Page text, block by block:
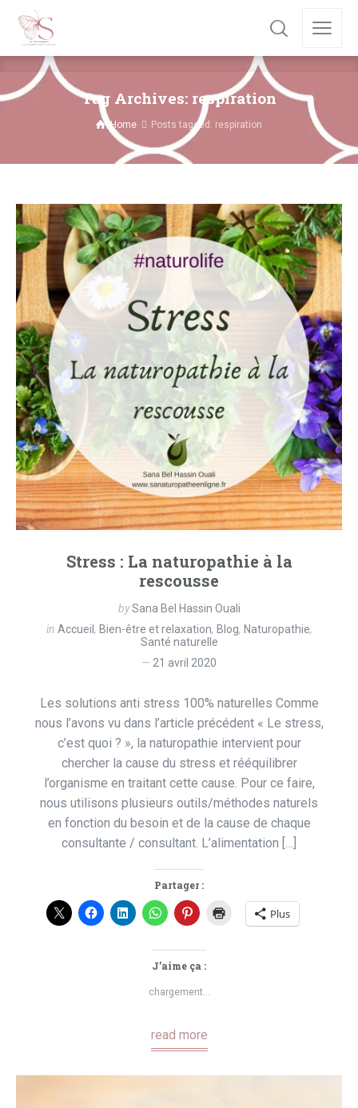
Tag Archives: respiration
Home Posts tagged: respiration
Stress : La naturopathie à la
rescousse
bySana Bel Hassin Ouali
in Accueil , Bien-être et relaxation, Blog, Naturopathie,
Santé naturelle
21 avril 2020
Les solutions anti stress 100% naturelles Comme
nous l’avons vu dans l’article précédent « Le stress,
c’est quoi ? », la naturopathie intervient pour
chercher la cause du stress et rééquilibrer
l’organisme en traitant cette cause. Pour ce faire,
nous utilisons plusieurs outils/méthodes naturels
en fonction du besoin et de la cause de chaque
consultante / consultant. L’alimentation […]
Partager :
Plus
J’aime ça :
chargement…
read more